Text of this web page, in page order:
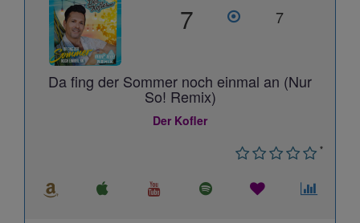
7 7
Da fing der Sommer noch einmal an (Nur
So! Remix)
Der Kofler
*